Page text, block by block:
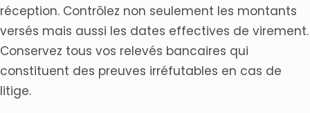
réception. Contrôlez non seulement les montants
versés mais aussi les dates effectives de virement.
Conservez tous vos relevés bancaires qui
constituent des preuves irréfutables en cas de
litige.